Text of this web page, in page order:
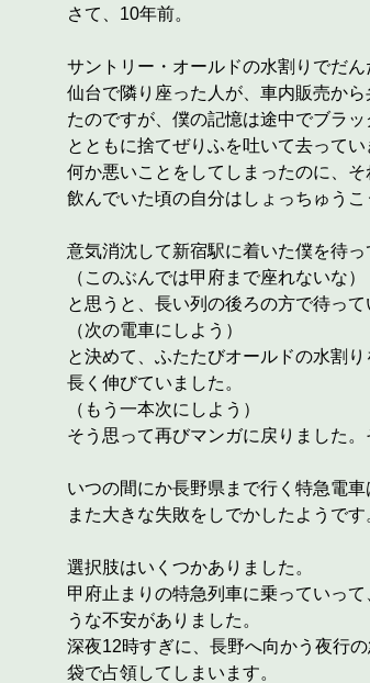
さて、10年前。
サントリー・オールドの水割りでだ
仙台で隣り座った人が、車内販売か
たのですが、僕の記憶は途中でブラ
とともに捨てぜりふを吐いて去ってい
何か悪いことをしてしまったのに、
飲んでいた頃の自分はしょっちゅう
意気消沈して新宿駅に着いた僕を待
（このぶんでは甲府まで座れないな）
と思うと、長い列の後ろの方で待って
（次の電車にしよう）
と決めて、ふたたびオールドの水割
長く伸びていました。
（もう一本次にしよう）
そう思って再びマンガに戻りました
いつの間にか長野県まで行く特急電
また大きな失敗をしでかしたようです
選択肢はいくつかありました。
甲府止まりの特急列車に乗っていっ
うな不安がありました。
深夜12時すぎに、長野へ向かう夜行
袋で占領してしまいます。